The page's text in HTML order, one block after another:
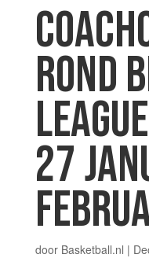
ROND
27
door Basketball.nl |